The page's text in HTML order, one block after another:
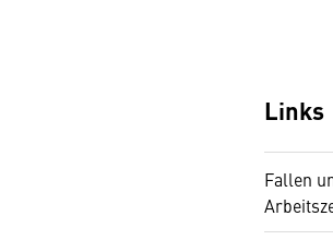
Links
Fallen